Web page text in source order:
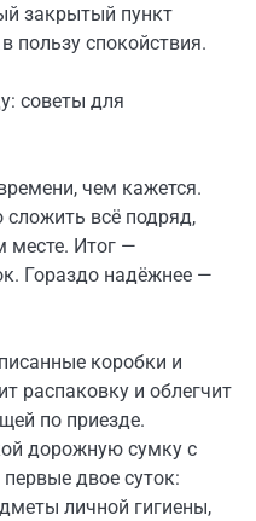
закрытый пункт
пользу спокойствия.
советы для
чем кажется.
всё подряд,
месте. Итог —
Гораздо надёжнее —
коробки и
распаковку и облегчит
по приезде.
дорожную сумку с
двое суток:
личной гигиены,